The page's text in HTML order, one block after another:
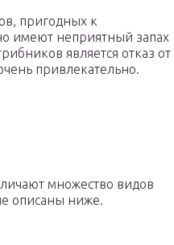
пригодных к
имеют неприятный запах
является отказ от
привлекательно.
множество видов
описаны ниже.